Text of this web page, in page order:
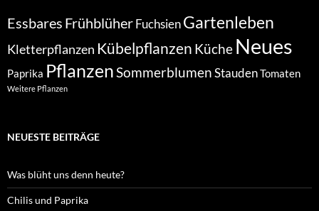
Essbares FrühblüherFuchsienGartenleben
Kletterpflanzen Kübelpflanzen Küche Neues
Paprika PflanzenSommerblumenStaudenTomaten
Weitere Pflanzen
NEUESTE BEITRÄGE
Was blüht uns denn heute?
Chilis und Paprika